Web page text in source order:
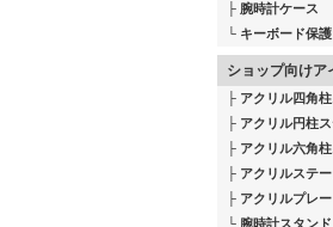
腕時計ケース
キーボード保
ショップ向けア
アクリル四角
アクリル円柱
アクリル六角
アクリルステ
アクリルプレー
腕時計スタンド